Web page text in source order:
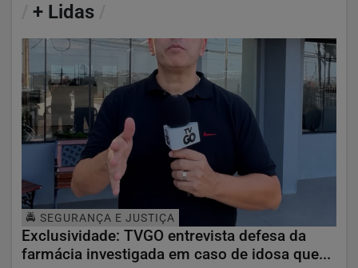
+ Lidas
🚔 SEGURANÇA E JUSTIÇA
Exclusividade: TVGO entrevista defesa da
farmácia investigada em caso de idosa que...